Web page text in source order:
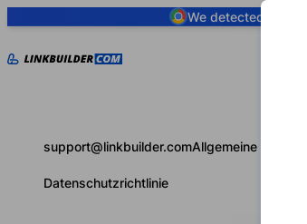
We detected you
support@linkbuilder.comAllgemeine
Datenschutzrichtlinie